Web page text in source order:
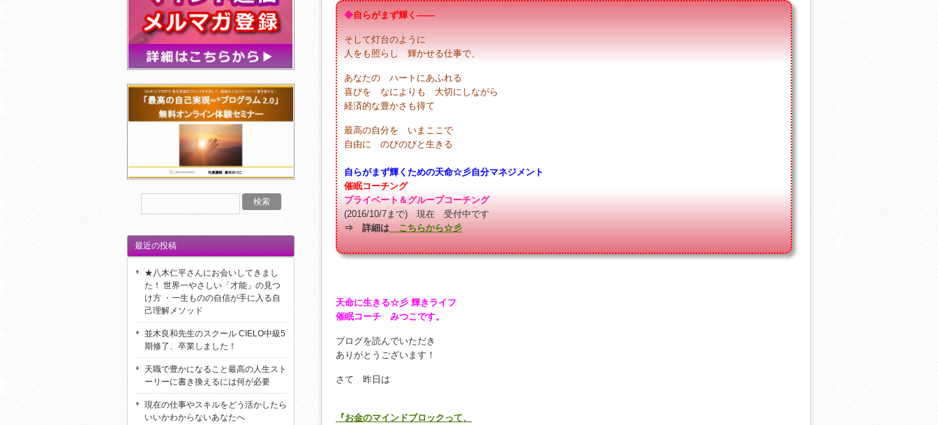
◆自らがまず輝く――
そして灯台のように
人をも照らし 輝かせる仕事で、
あなたの ハートにあふれる
喜びを なによりも 大切にしながら
経済的な豊かさも得て
最高の自分を いまここで
自由に のびのびと生きる
自らがまず輝くための天命☆彡自分マネジメント
催眠コーチング
プライベート＆グループコーチング
(2016/10/7まで) 現在 受付中です
⇒ 詳細は こちらから☆彡
天命に生きる☆彡 輝きライフ
催眠コーチ みつこです。
ブログを読んでいただき
ありがとうございます！
さて 昨日は
『お金のマインドブロックって、
最近の投稿
★八木仁平さんにお会いしてきまし
た！ 世界一やさしい「才能」の見つ
け方 ・一生ものの自信が手に入る自
己理解メソッド
並木良和先生のスクール CIELO中級5
期修了、卒業しました！
天職で豊かになること最高の人生スト
ーリーに書き換えるには何が必要
現在の仕事やスキルをどう活かしたら
いいかわからないあなたへ